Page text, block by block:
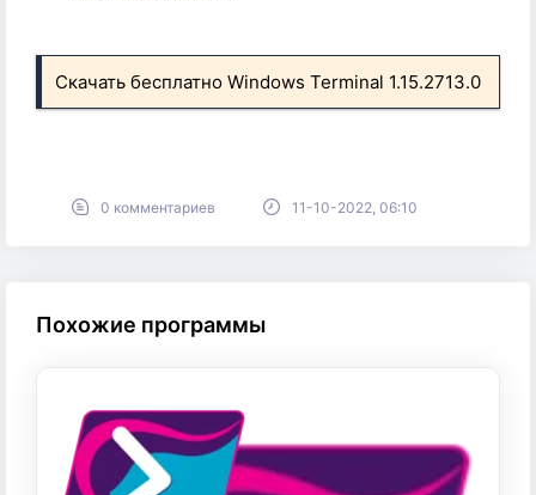
Скачать бесплатноWindows Terminal 1.15.2713.0
0 комментариев 11-10-2022, 06:10
Похожие программы